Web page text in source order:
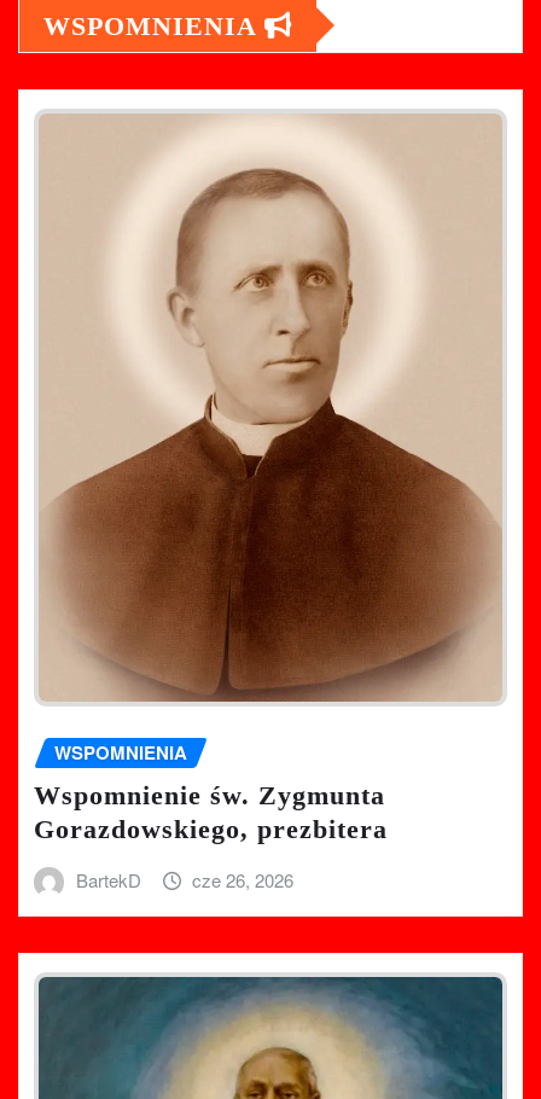
WSPOMNIENIA
WSPOMNIENIA
Wspomnienie św. Zygmunta
Gorazdowskiego, prezbitera
BartekD cze 26, 2026